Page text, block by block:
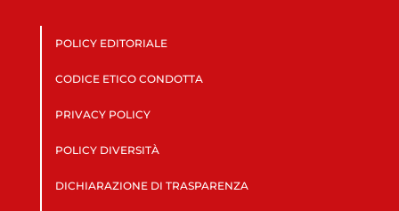
POLICY EDITORIALE
CODICE ETICO CONDOTTA
PRIVACY POLICY
POLICY DIVERSITÀ
DICHIARAZIONE DI TRASPARENZA